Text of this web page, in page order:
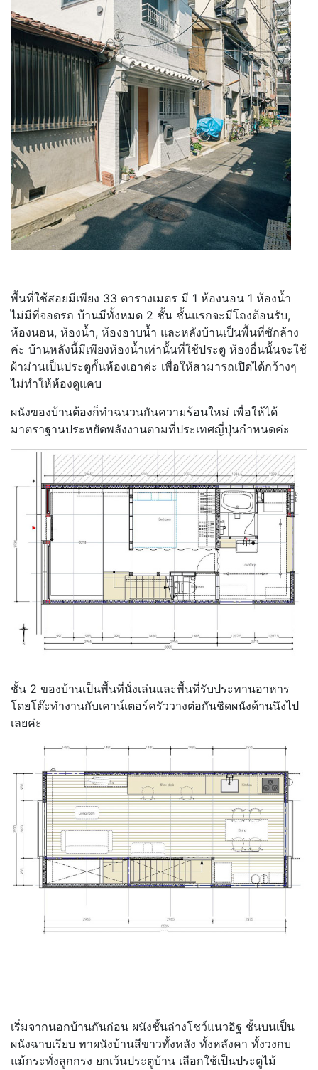
พื้นที่ใช้สอยมีเพียง 33 ตารางเมตร มี 1 ห้องนอน 1 ห้องน้ำ
ไม่มีที่จอดรถ บ้านมีทั้งหมด 2 ชั้น ชั้นแรกจะมีโถงต้อนรับ,
ห้องนอน, ห้องน้ำ, ห้องอาบน้ำ และหลังบ้านเป็นพื้นที่ซักล้าง
ค่ะ บ้านหลังนี้มีเพียงห้องน้ำเท่านั้นที่ใช้ประตู ห้องอื่นนั้นจะใช้
ผ้าม่านเป็นประตูกั้นห้องเอาค่ะ เพื่อให้สามารถเปิดได้กว้างๆ
ไม่ทำให้ห้องดูแคบ
ผนังของบ้านต้องก็ทำฉนวนกันความร้อนใหม่ เพื่อให้ได้
มาตราฐานประหยัดพลังงานตามที่ประเทศญี่ปุ่นกำหนดค่ะ
ชั้น 2 ของบ้านเป็นพื้นที่นั่งเล่นและพื้นที่รับประทานอาหาร
โดยโต๊ะทำงานกับเคาน์เตอร์ครัววางต่อกันชิดผนังด้านนึงไป
เลยค่ะ
เริ่มจากนอกบ้านกันก่อน ผนังชั้นล่างโชว์แนวอิฐ ชั้นบนเป็น
ผนังฉาบเรียบ ทาผนังบ้านสีขาวทั้งหลัง ทั้งหลังคา ทั้งวงกบ
แม้กระทั่งลูกกรง ยกเว้นประตูบ้าน เลือกใช้เป็นประตูไม้